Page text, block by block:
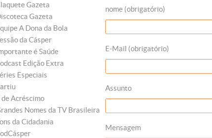
Gazeta
Gazeta
A Dona da Bola
da Cásper
é Saúde
Edição Extra
Especiais
de Acréscimo
Nomes da TV Brasileira
da Cidadania
nome (obrigatório)
E-Mail (obrigatório)
Assunto
Mensagem